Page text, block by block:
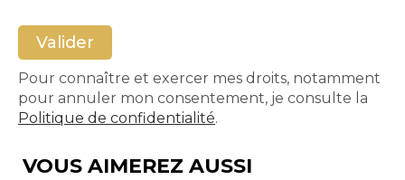
Pour connaître et exercer mes droits, notamment
pour annuler mon consentement, je consulte la
Politique de confidentialité.
VOUS AIMEREZ AUSSI